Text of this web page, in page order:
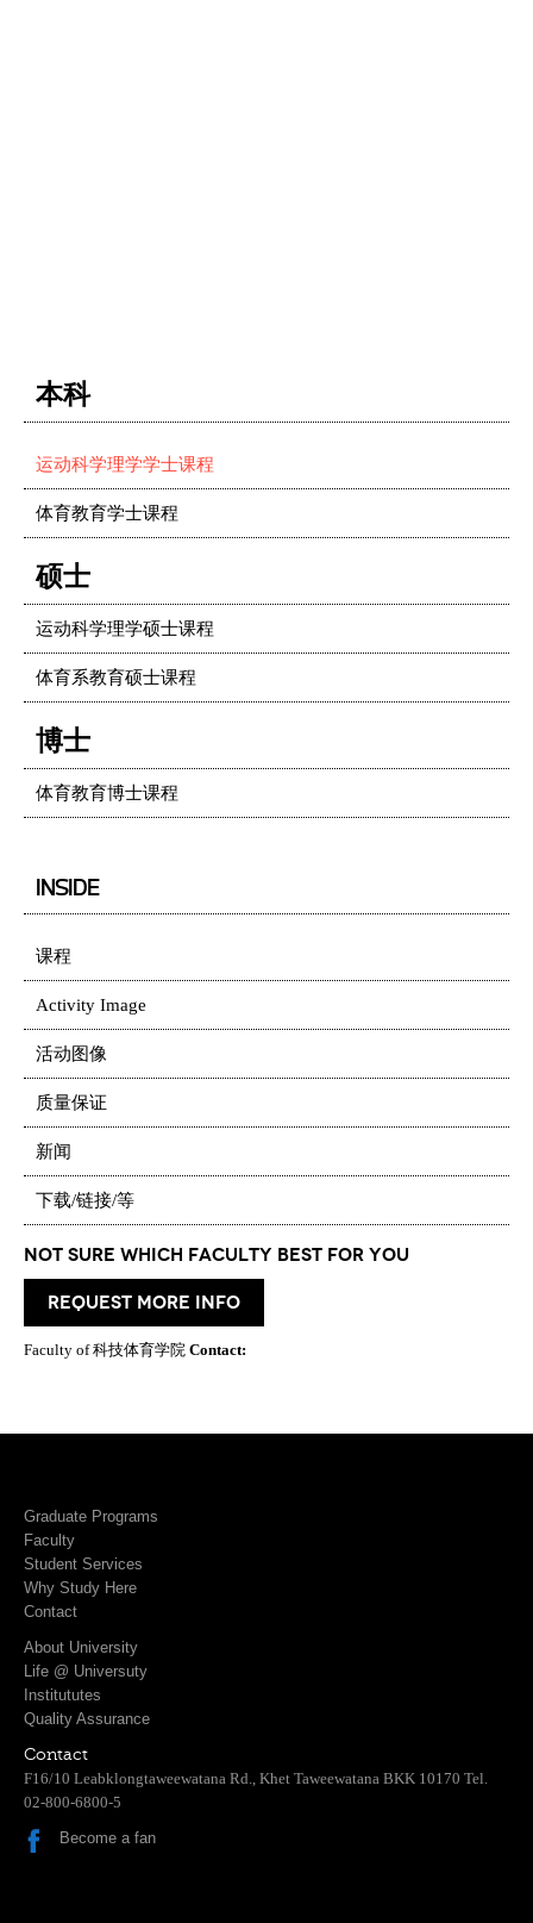
本科
运动科学理学学士课程
体育教育学士课程
硕士
运动科学理学硕士课程
体育系教育硕士课程
博士
体育教育博士课程
INSIDE
课程
Activity Image
活动图像
质量保证
新闻
下载/链接/等
Not Sure which Faculty best for you
request more info
Faculty of 科技体育学院 Contact:
Graduate Programs
Faculty
Student Services
Why Study Here
Contact
About University
Life @ Universuty
Institututes
Quality Assurance
Contact
F16/10 Leabklongtaweewatana Rd., Khet Taweewatana BKK 10170 Tel.
02-800-6800-5
Become a fan